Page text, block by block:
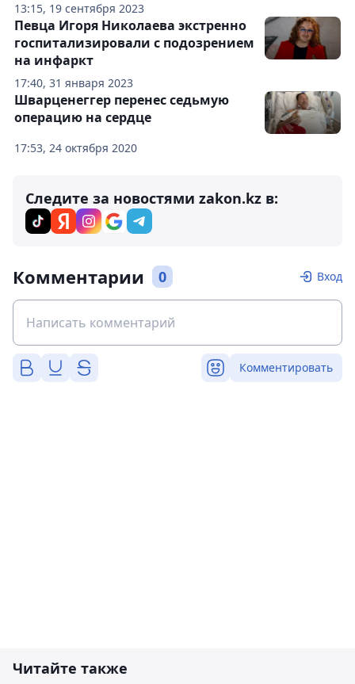
13:15, 19 сентября 2023
17:40, 31 января 2023
Певца Игоря Николаева экстренно
госпитализировали с подозрением
на инфаркт
17:53, 24 октября 2020
Шварценеггер перенес седьмую
операцию на сердце
Следите за новостями zakon.kz в:
Комментарии 0 Вход
Комментировать
Читайте также